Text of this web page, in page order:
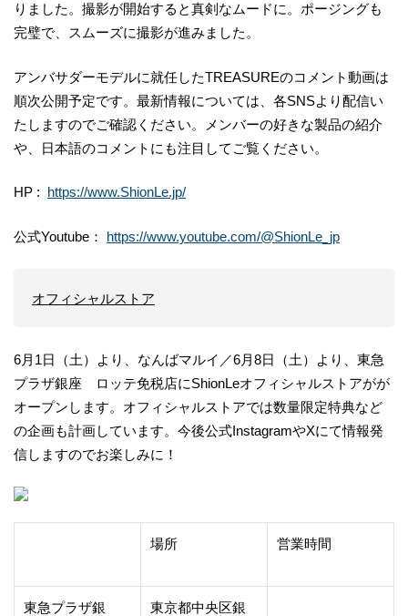
りました。撮影が開始すると真剣なムードに。ポージングも
完璧で、スムーズに撮影が進みました。
アンバサダーモデルに就任したTREASUREのコメント動画は
順次公開予定です。最新情報については、各SNSより配信い
たしますのでご確認ください。メンバーの好きな製品の紹介
や、日本語のコメントにも注目してご覧ください。
HP : https://www.ShionLe.jp/
公式Youtube： https://www.youtube.com/@ShionLe_jp
オフィシャルストア
6月1日（土）より、なんばマルイ／6月8日（土）より、東急
プラザ銀座 ロッテ免税店にShionLeオフィシャルストアがが
オープンします。オフィシャルストアでは数量限定特典など
の企画も計画しています。今後公式InstagramやXにて情報発
信しますのでお楽しみに！
場所 営業時間
東急プラザ銀
東京都中央区銀